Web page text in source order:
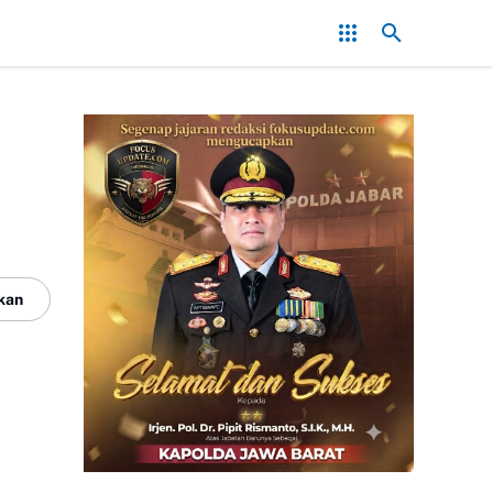
Bogor Gelar Penyerahan Ijazah Kelas XII Tahun Ajaran 2025/2026,